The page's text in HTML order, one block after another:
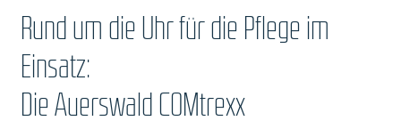
Rund um die Uhr für die Pflege im
Einsatz:
Die Auerswald COMtrexx